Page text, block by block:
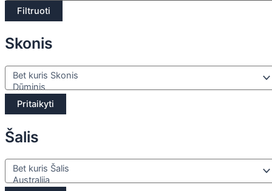
Filtruoti
Skonis
Pritaikyti
Šalis